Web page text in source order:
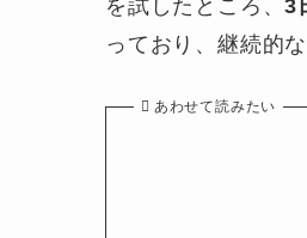
を試したところ、3
っており、継続的
あわせて読みたい